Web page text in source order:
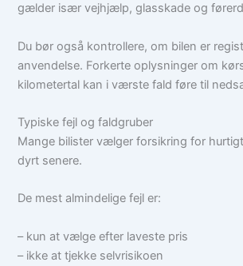
gælder især vejhjælp, glasskade og
Du bør også kontrollere, om bilen er
anvendelse. Forkerte oplysninger om
kilometertal kan i værste fald føre til
Typiske fejl og faldgruber
Mange bilister vælger forsikring for
dyrt senere.
De mest almindelige fejl er:
– kun at vælge efter laveste pris
– ikke at tjekke selvrisikoen